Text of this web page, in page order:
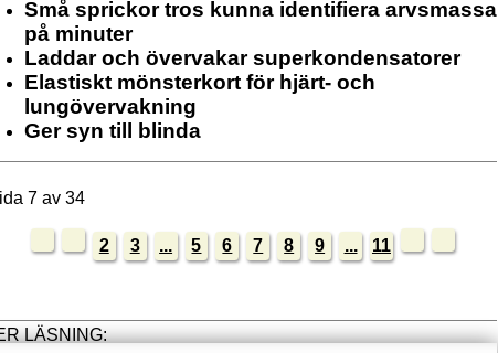
Små sprickor tros kunna identifiera arvsmassa
på minuter
Laddar och övervakar superkondensatorer
Elastiskt mönsterkort för hjärt- och
lungövervakning
Ger syn till blinda
7 av 34
2 3 ... 5 6 7 8 9 ... 11